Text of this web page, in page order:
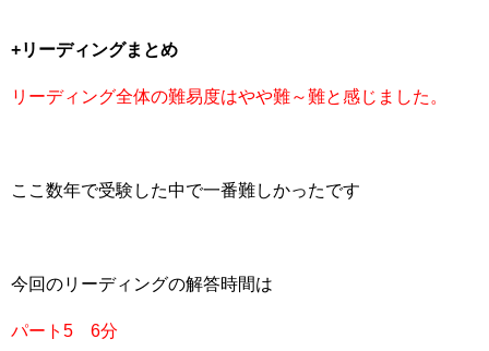
+リーディングまとめ
リーディング全体の難易度はやや難～難と感じました。
ここ数年で受験した中で一番難しかったです
今回のリーディングの解答時間は
パート5 6分